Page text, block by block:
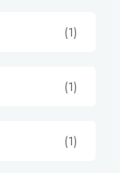
(1)
(1)
(1)